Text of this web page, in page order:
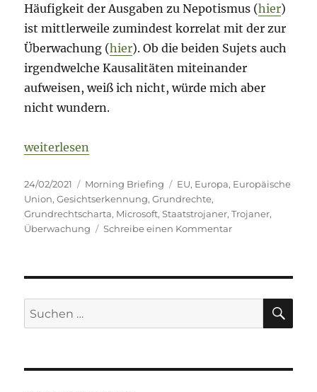
Häufigkeit der Ausgaben zu Nepotismus (hier)
ist mittlerweile zumindest korrelat mit der zur
Überwachung (hier). Ob die beiden Sujets auch
irgendwelche Kausalitäten miteinander
aufweisen, weiß ich nicht, würde mich aber
nicht wundern.
„Morning Briefing – 24. Februar 2021 –
weiterlesen
Veröffentlicht
am
24/02/2021 Kategorien
Morning Briefing Schlagwörter
EU, Europa, Europäische
Union,Gesichtserkennung,Grundrechte,
Grundrechtscharta, Microsoft,Staatstrojaner,Trojaner,
Überwachung
Schreibe einen Kommentarzu
Februar
–
Suche
nach: